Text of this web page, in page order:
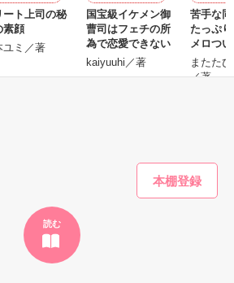
読む
も全てフリー素材です。
7.20完結です。
愛トレンド1位でした〜良かったら読ん
ート上司の秘
素顔
ユミ／著
国宝級イケメン御
曹司はフェチの所
為で恋愛できない
kaiyuuhi／著
苦手な
たっぷ
メロつ
またた
／著